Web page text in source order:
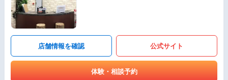
店舗情報を確認 公式サイト
体験・相談予約